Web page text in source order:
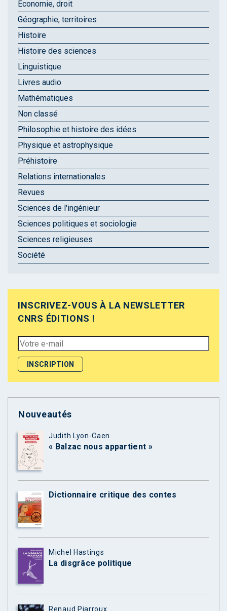
Économie, droit
Géographie, territoires
Histoire
Histoire des sciences
Linguistique
Livres audio
Mathématiques
Non classé
Philosophie et histoire des idées
Physique et astrophysique
Préhistoire
Relations internationales
Revues
Sciences de l'ingénieur
Sciences politiques et sociologie
Sciences religieuses
Société
INSCRIVEZ-VOUS À LA NEWSLETTER
CNRS ÉDITIONS !
Nouveautés
Judith Lyon-Caen
« Balzac nous appartient »
Dictionnaire critique des contes
Michel Hastings
La disgrâce politique
Renaud Piarroux